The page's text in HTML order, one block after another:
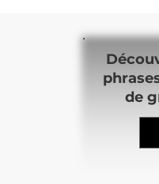
de